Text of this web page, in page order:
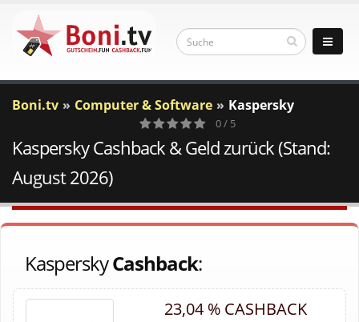
Boni.tv Computer & Software Kaspersky
0
Votes
0 / 5
Kaspersky Cashback & Geld zurück (Stand:
August 2026)
KasperskyCashback:
23,04 % CASHBACK